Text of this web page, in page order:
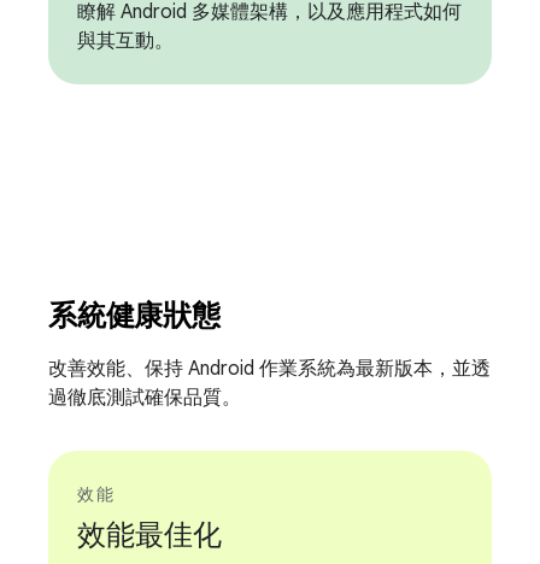
瞭解 Android 多媒體架構，以及應用程式如何
與其互動。
系統健康狀態
改善效能、保持 Android 作業系統為最新版本，並透
過徹底測試確保品質。
效能
效能最佳化